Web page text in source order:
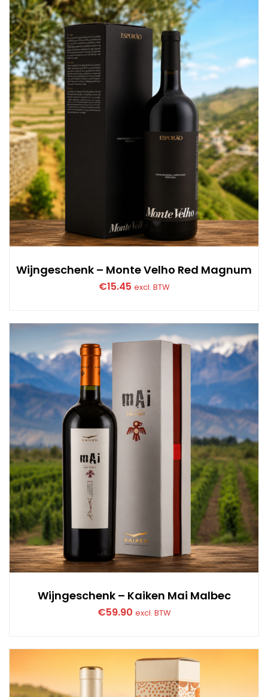
Wijngeschenk – Monte Velho Red Magnum
€15.45 excl. BTW
Wijngeschenk – Kaiken Mai Malbec
€59.90 excl. BTW